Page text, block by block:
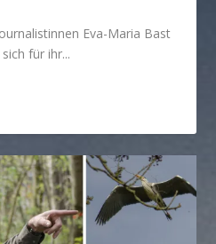
Eva-Maria Bast
für ihr...